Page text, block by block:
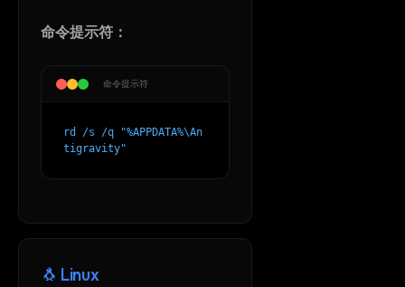
命令提示符：
命令提示符
rd /s /q "%APPDATA%\An
tigravity"
🐧 Linux